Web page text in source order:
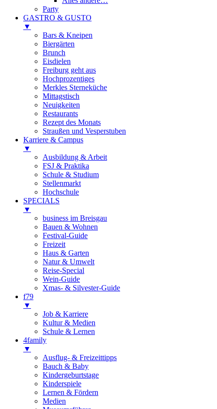
Party
GASTRO & GUSTO
▼
Bars & Kneipen
Biergärten
Brunch
Eisdielen
Freiburg geht aus
Hochprozentiges
Merkles Sterneküche
Mittagstisch
Neuigkeiten
Restaurants
Rezept des Monats
Straußen und Vesperstuben
Karriere & Campus
▼
Ausbildung & Arbeit
FSJ & Praktika
Schule & Studium
Stellenmarkt
Hochschule
SPECIALS
▼
business im Breisgau
Bauen & Wohnen
Festival-Guide
Freizeit
Haus & Garten
Natur & Umwelt
Reise-Special
Wein-Guide
Xmas- & Silvester-Guide
f79
▼
Job & Karriere
Kultur & Medien
Schule & Lernen
4family
▼
Ausflug- & Freizeittipps
Bauch & Baby
Kindergeburtstage
Kinderspiele
Lernen & Fördern
Medien